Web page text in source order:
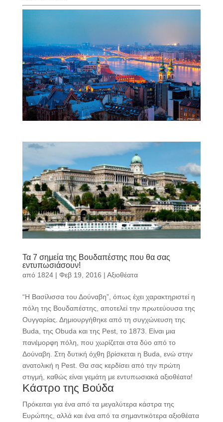
Τα 7 σημεία της Βουδαπέστης που θα σας
εντυπωσιάσουν!
από 1824| Φεβ 19, 2016 | Αξιοθέατα
“Η Βασίλισσα του Δούναβη”, όπως έχει χαρακτηριστεί η
πόλη της Βουδαπέστης, αποτελεί την πρωτεύουσα της
Ουγγαρίας. Δημιουργήθηκε από τη συγχώνευση της
Buda, της Obuda και της Pest, το 1873. Είναι μια
πανέμορφη πόλη, που χωρίζεται στα δύο από το
Δούναβη. Στη δυτική όχθη βρίσκεται η Buda, ενώ στην
ανατολική η Pest. Θα σας κερδίσει από την πρώτη
στιγμή, καθώς είναι γεμάτη με εντυπωσιακά αξιοθέατα!
Κάστρο της Βούδα
Πρόκειται για ένα από τα μεγαλύτερα κάστρα της
Ευρώπης, αλλά και ένα από τα σημαντικότερα αξιοθέατα